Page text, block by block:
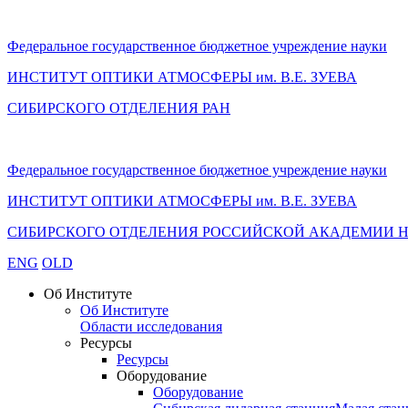
Федеральное государственное бюджетное учреждение науки
ИНСТИТУТ ОПТИКИ АТМОСФЕРЫ им. В.Е. ЗУЕВА
СИБИРСКОГО ОТДЕЛЕНИЯ РАН
Федеральное государственное бюджетное учреждение науки
ИНСТИТУТ ОПТИКИ АТМОСФЕРЫ им. В.Е. ЗУЕВА
СИБИРСКОГО ОТДЕЛЕНИЯ РОССИЙСКОЙ АКАДЕМИИ
ENG OLD
Об Институте
Об Институте
Области исследования
Ресурсы
Ресурсы
Оборудование
Оборудование